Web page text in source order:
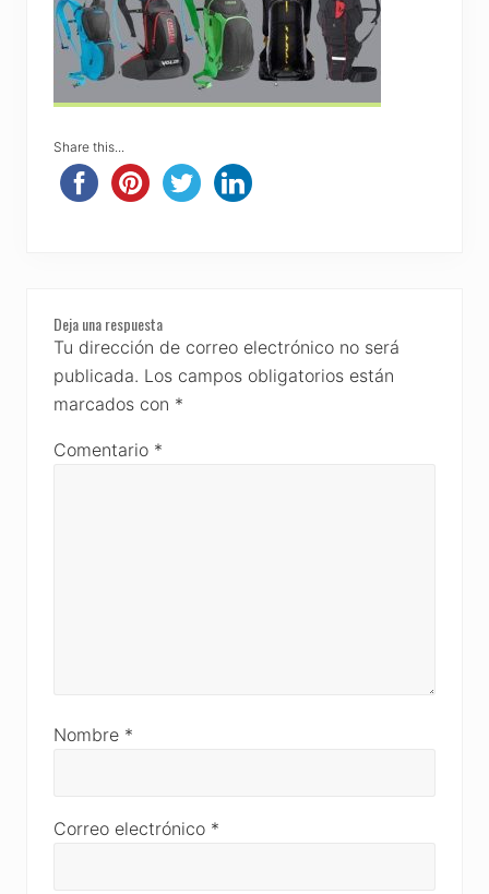
Share this...
Reader
Interactions
Deja una respuesta
Tu dirección de correo electrónico no será
publicada. Los campos obligatorios están
marcados con *
Comentario *
Nombre *
Correo electrónico *